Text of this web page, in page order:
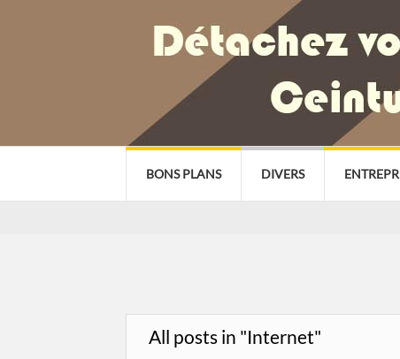
BONS PLANS DIVERS
All posts in "Internet"